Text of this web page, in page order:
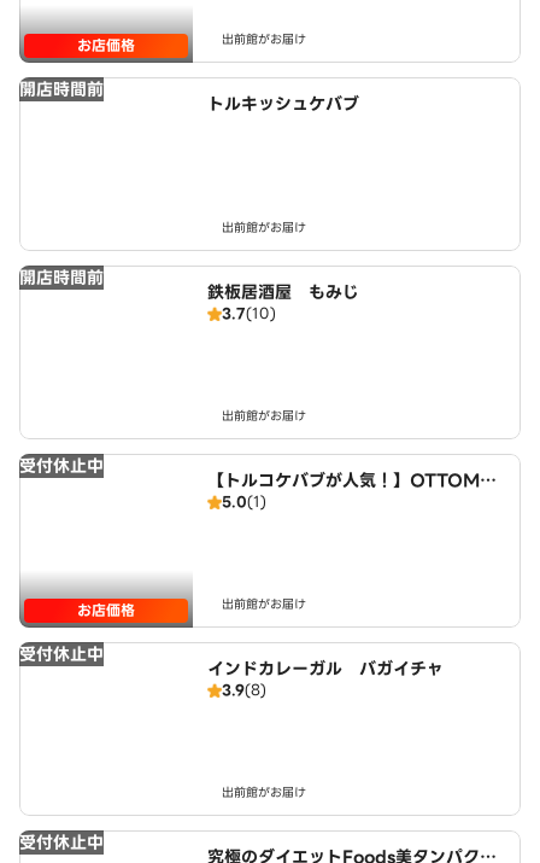
お店価格 出前館がお届け
開店時間前
トルキッシュケバブ
出前館がお届け
開店時間前
鉄板居酒屋 もみじ
3.7(10)
出前館がお届け
受付休止中
お店価格
【トルコケバブが人気！】OTTOMA
N KITCHEN
5.0(1)
出前館がお届け
受付休止中
インドカレーガル バガイチャ
3.9(8)
出前館がお届け
受付休止中
究極のダイエットFoods美タンパクラ